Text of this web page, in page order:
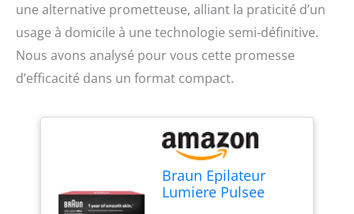
une alternative prometteuse, alliant la praticité d’un
usage à domicile à une technologie semi-définitive.
Nous avons analysé pour vous cette promesse
d’efficacité dans un format compact.
Braun Epilateur
Lumiere Pulsee